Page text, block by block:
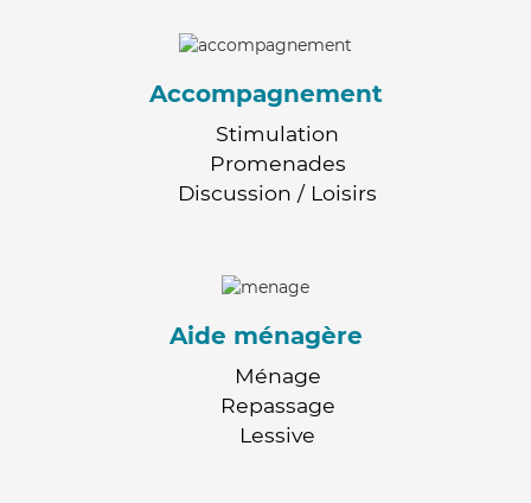
Accompagnement
Stimulation
Promenades
Discussion / Loisirs
Aide ménagère
Ménage
Repassage
Lessive